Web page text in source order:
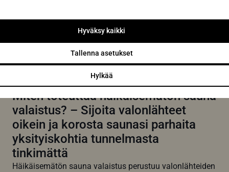
Hylkää
Tallenna asetukset
Hyväksy kaikki
Miten toteuttaa häikäisemätön sauna
valaistus? – Sijoita valonlähteet
oikein ja korosta saunasi parhaita
yksityiskohtia tunnelmasta
tinkimättä
Häikäisemätön sauna valaistus perustuu valonlähteiden